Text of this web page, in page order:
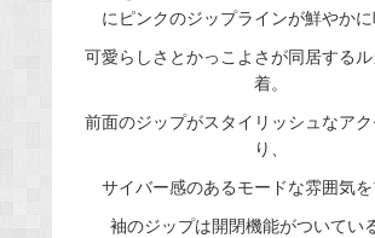
にピンクのジップラインが鮮やかに
可愛らしさとかっこよさが同居する
着。
前面のジップがスタイリッシュなア
り、
サイバー感のあるモードな雰囲気を
袖のジップは開閉機能がついてい